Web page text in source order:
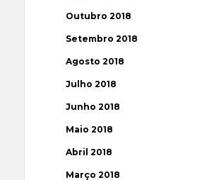
Outubro 2018
Setembro 2018
Agosto 2018
Julho 2018
Junho 2018
Maio 2018
Abril 2018
Março 2018